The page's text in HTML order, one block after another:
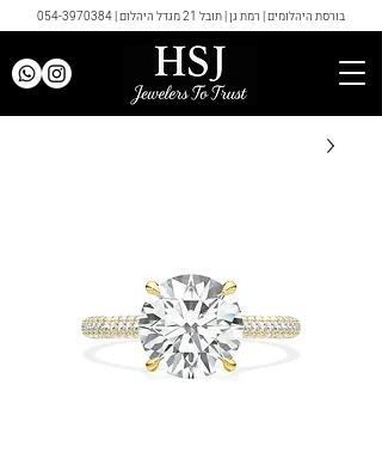
בורסת היהלומים | רמת גן | תובל 21 מגדל היהלום | 054-3970384